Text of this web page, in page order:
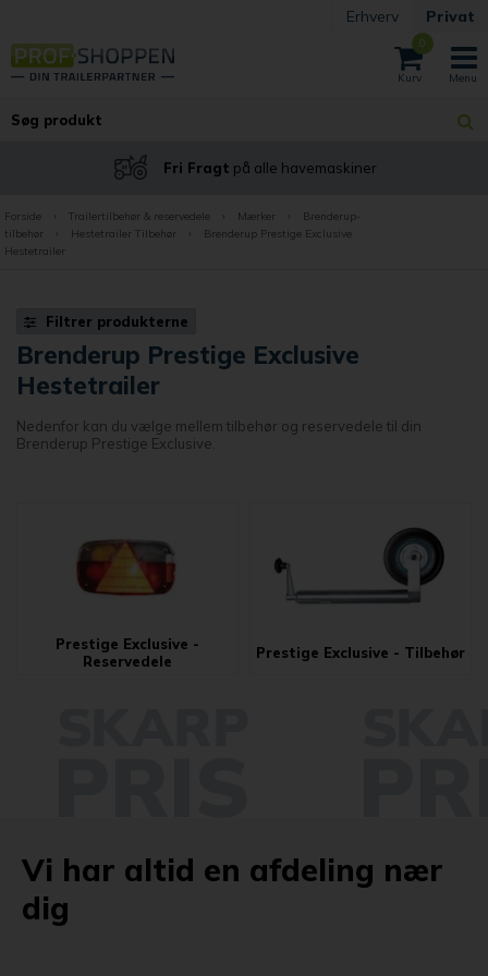
Erhverv Privat
0
Fri Fragt på alle havemaskiner
Forside Trailertilbehør & reservedele Mærker
Brenderup-
tilbehør
Hestetrailer Tilbehør
Brenderup Prestige Exclusive
Hestetrailer
Filtrer produkterne
Brenderup Prestige Exclusive
Hestetrailer
Nedenfor kan du vælge mellem tilbehør og reservedele til din
Brenderup Prestige Exclusive.
Prestige Exclusive -
Reservedele
Prestige Exclusive - Tilbehør
Vi har altid en afdeling nær
dig